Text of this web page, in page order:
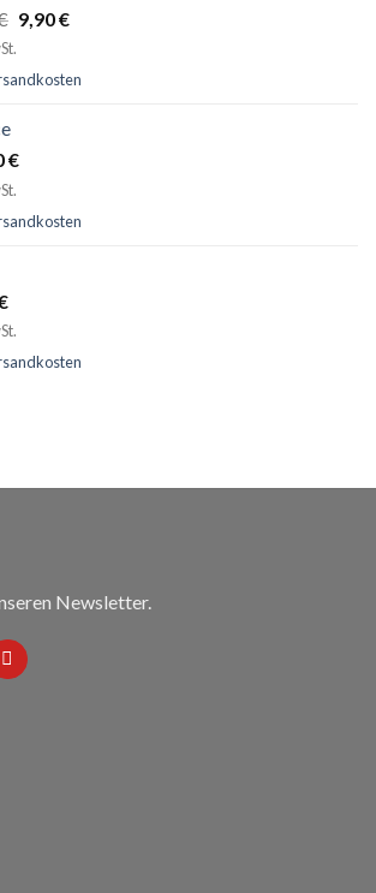
Ursprünglicher
war:
14,90 €
9,90€Aktueller
9,90 €.
€
Newsletter.